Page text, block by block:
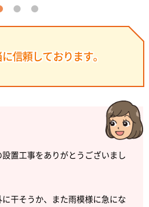
信頼しております。
置工事をありがとうございまし
干そうか、また雨模様に急にな